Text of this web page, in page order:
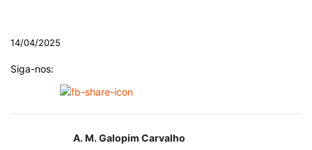
14/04/2025
Siga-nos:
A. M. Galopim Carvalho